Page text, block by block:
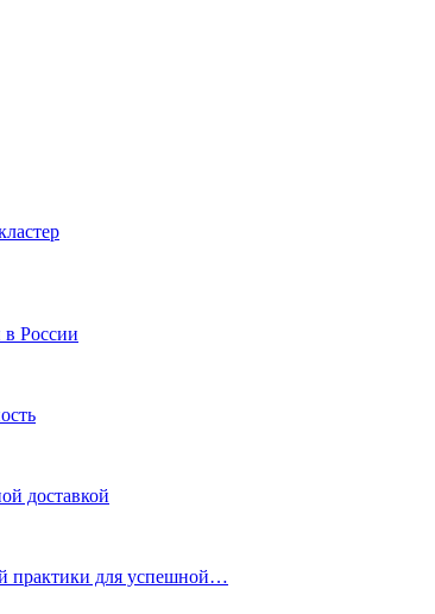
в России
доставкой
практики для успешной…